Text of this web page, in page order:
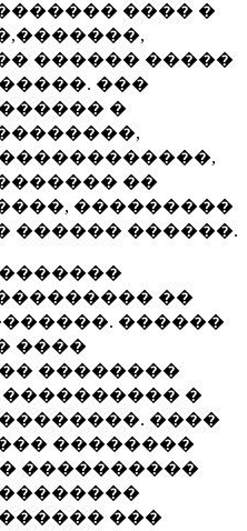
���� �
������ �����
���
�
��
���������
������ ������.
��
������
����
��������
�
����
��������
����������
���